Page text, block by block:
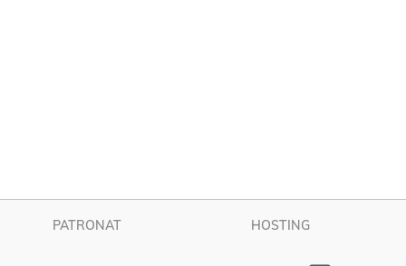
PATRONAT HOSTING